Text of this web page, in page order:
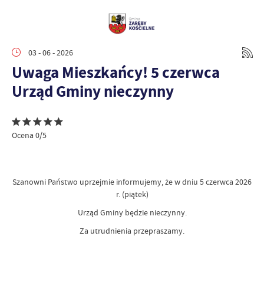
03 - 06 - 2026
Uwaga Mieszkańcy! 5 czerwca
Urząd Gminy nieczynny
Ocena 0/5
Szanowni Państwo uprzejmie informujemy, że w dniu 5 czerwca 2026
r. (piątek)
Urząd Gminy będzie nieczynny.
Za utrudnienia przepraszamy.